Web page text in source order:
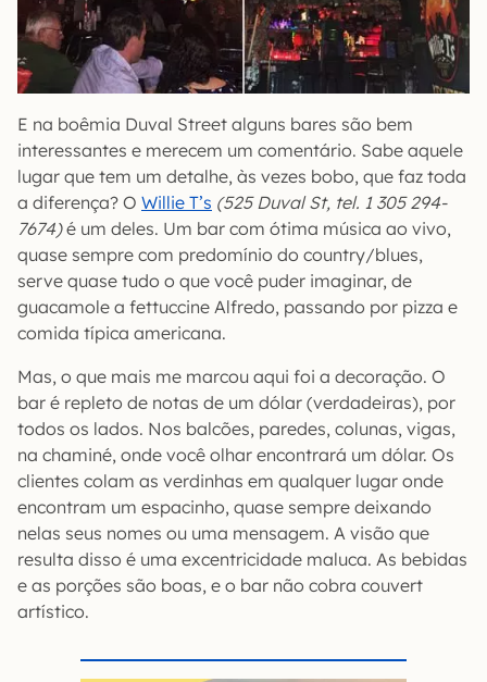
E na boêmia Duval Street alguns bares são bem
interessantes e merecem um comentário. Sabe aquele
lugar que tem um detalhe, às vezes bobo, que faz toda
a diferença? O Willie T’s (525 Duval St, tel. 1 305 294-
7674)é um deles. Um bar com ótima música ao vivo,
quase sempre com predomínio do country/blues,
serve quase tudo o que você puder imaginar, de
guacamole a fettuccine Alfredo, passando por pizza e
comida típica americana.
Mas, o que mais me marcou aqui foi a decoração. O
bar é repleto de notas de um dólar (verdadeiras), por
todos os lados. Nos balcões, paredes, colunas, vigas,
na chaminé, onde você olhar encontrará um dólar. Os
clientes colam as verdinhas em qualquer lugar onde
encontram um espacinho, quase sempre deixando
nelas seus nomes ou uma mensagem. A visão que
resulta disso é uma excentricidade maluca. As bebidas
e as porções são boas, e o bar não cobra couvert
artístico.